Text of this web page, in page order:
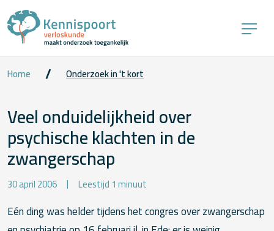
Home Onderzoek in 't kort
Veel onduidelijkheid over
psychische klachten in de
zwangerschap
30 april 2006 Leestijd 1 minuut
Eén ding was helder tijdens het congres over zwangerschap